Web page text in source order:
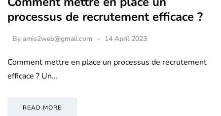
processus de recrutement efficace ?
By amis2web@gmail.com 14 April 2023
Comment mettre en place un processus de recrutement
efficace ? Un…
READ MORE